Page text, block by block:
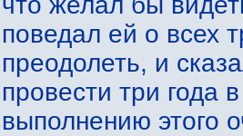
поведал ей о всех
преодолеть, и
провести три года
выполнению этого